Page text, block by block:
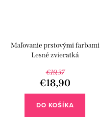
Maľovanie prstovými farbami
Lesné zvieratká
€19,37
€18,90
DO KOŠÍKA